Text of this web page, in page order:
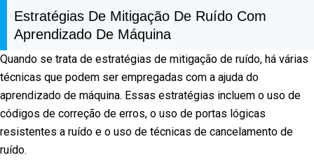
Estratégias De Mitigação De Ruído Com
Aprendizado De Máquina
Quando se trata de estratégias de mitigação de ruído, há várias
técnicas que podem ser empregadas com a ajuda do
aprendizado de máquina. Essas estratégias incluem o uso de
códigos de correção de erros, o uso de portas lógicas
resistentes a ruído e o uso de técnicas de cancelamento de
ruído.